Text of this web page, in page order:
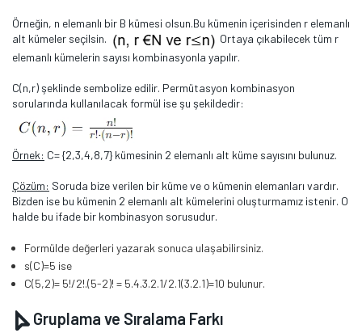
Örneğin, n elemanlı bir B kümesi olsun.Bu kümenin içerisinden r elemanlı
alt kümeler seçilsin.
Ortaya çıkabilecek tüm r
elemanlı kümelerin sayısı kombinasyonla yapılır.
C(n,r) şeklinde sembolize edilir. Permütasyon kombinasyon
sorularında kullanılacak formül ise şu şekildedir:
Örnek: C= {2,3,4,8,7} kümesinin 2 elemanlı alt küme sayısını bulunuz.
Çözüm: Soruda bize verilen bir küme ve o kümenin elemanları vardır.
Bizden ise bu kümenin 2 elemanlı alt kümelerini oluşturmamız istenir. O
halde bu ifade bir kombinasyon sorusudur.
Formülde değerleri yazarak sonuca ulaşabilirsiniz.
s(C)=5 ise
C(5,2)= 5!/2!.(5-2)! = 5.4.3.2.1/2.1(3.2.1)=10 bulunur.
Gruplama ve Sıralama Farkı